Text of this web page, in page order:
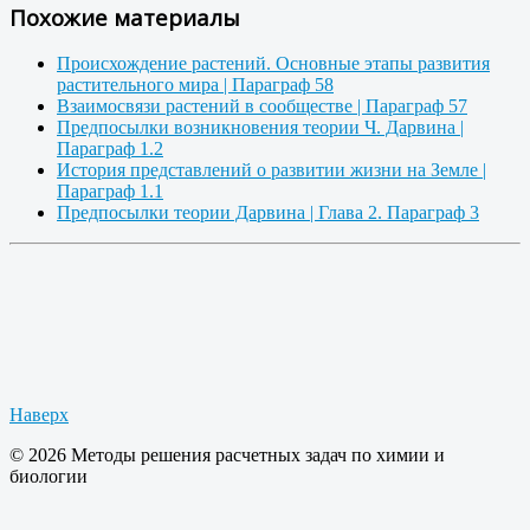
Похожие материалы
Происхождение растений. Основные этапы развития
растительного мира | Параграф 58
Взаимосвязи растений в сообществе | Параграф 57
Предпосылки возникновения теории Ч. Дарвина |
Параграф 1.2
История представлений о развитии жизни на Земле |
Параграф 1.1
Предпосылки теории Дарвина | Глава 2. Параграф 3
Наверх
© 2026 Методы решения расчетных задач по химии и
биологии